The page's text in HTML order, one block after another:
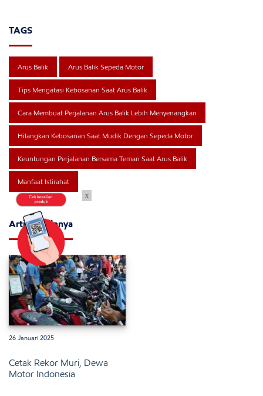
TAGS
Arus Balik Arus Balik Sepeda Motor
Tips Mengatasi Kebosanan Saat Arus Balik
Cara Membuat Perjalanan Arus Balik Lebih Menyenangkan
Hilangkan Kebosanan Saat Mudik Dengan Sepeda Motor
Keuntungan Perjalanan Bersama Teman Saat Arus Balik
Manfaat Istirahat
Artikel Lainnya
26 Januari 2025
Cetak Rekor Muri, Dewa
Motor Indonesia
x